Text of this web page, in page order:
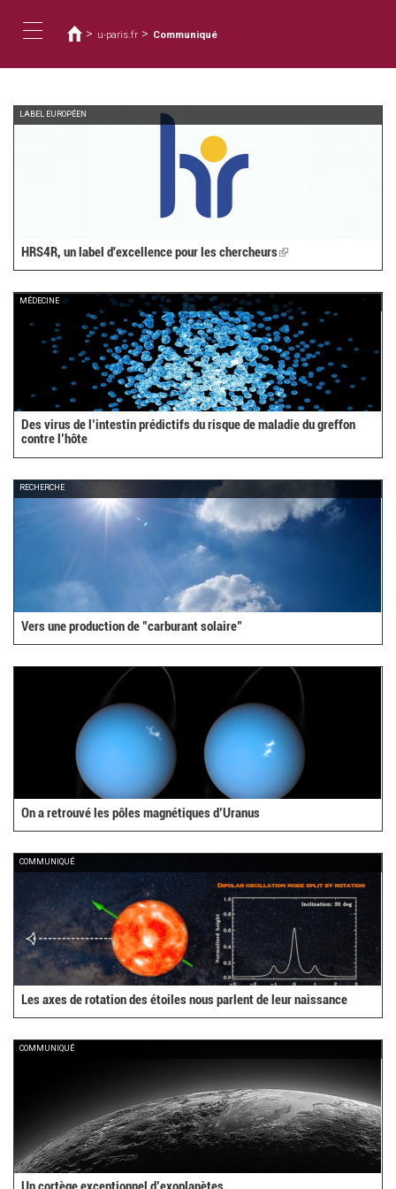
contenido
navigation
está
aquí
> u-paris.fr > Communiqué
LABEL EUROPÉEN
HRS4R, un label d'excellence pour les chercheurs(link
is
MÉDECINE
Des virus de l’intestin prédictifs du risque de maladie du greffon
contre l’hôte
RECHERCHE
Vers une production de "carburant solaire"
On a retrouvé les pôles magnétiques d’Uranus
COMMUNIQUÉ
Les axes de rotation des étoiles nous parlent de leur naissance
COMMUNIQUÉ